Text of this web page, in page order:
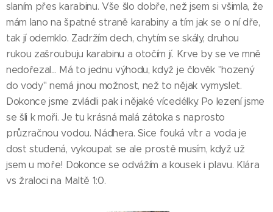
slaním přes karabinu. Vše šlo dobře, než jsem si všimla, že
mám lano na špatné straně karabiny a tím jak se o ní dře,
tak jí odemklo. Zadržím dech, chytím se skály, druhou
rukou zašroubuju karabinu a otočím jí. Krve by se ve mně
nedořezal... Má to jednu výhodu, když je člověk "hozený
do vody" nemá jinou možnost, než to nějak vymyslet.
Dokonce jsme zvládli pak i nějaké vícedélky. Po lezení jsme
se šli k moři. Je tu krásná malá zátoka s naprosto
průzračnou vodou. Nádhera. Sice fouká vítr a voda je
dost studená, vykoupat se ale prostě musím, když už
jsem u moře! Dokonce se odvážím a kousek i plavu. Klára
vs žraloci na Maltě 1:0.